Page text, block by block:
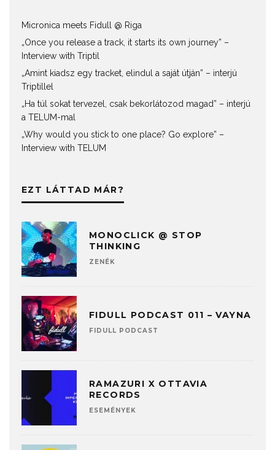
Micronica meets Fidull @ Riga
„Once you release a track, it starts its own journey” –
Interview with Triptil
„Amint kiadsz egy tracket, elindul a saját útján” – interjú
Triptillel
„Ha túl sokat tervezel, csak bekorlátozod magad” – interjú
a TELUM-mal
„Why would you stick to one place? Go explore” –
Interview with TELUM
EZT LÁTTAD MÁR?
MONOCLICK @ STOP
THINKING
ZENÉK
FIDULL PODCAST 011 – VAYNA
FIDULL PODCAST
RAMAZURI X OTTAVIA
RECORDS
ESEMÉNYEK